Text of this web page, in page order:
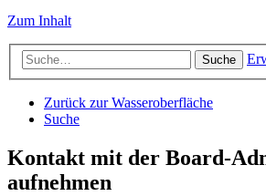
Zum Inhalt
Suche
Zurück zur Wasseroberfläche
Suche
Kontakt mit der Board-
aufnehmen